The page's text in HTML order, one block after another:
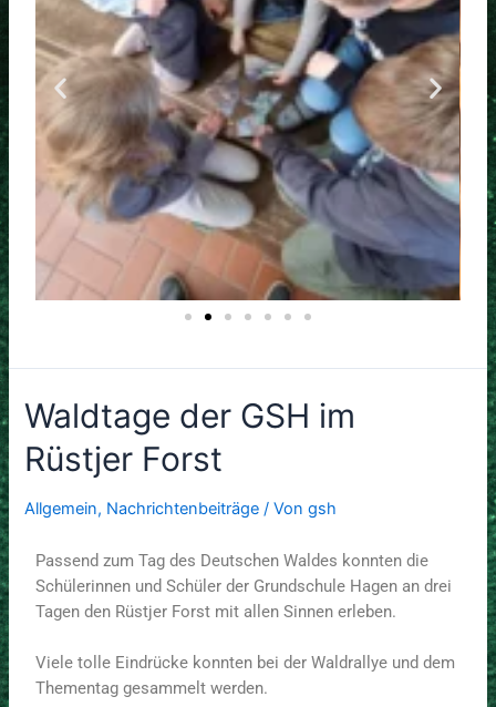
Waldtage der GSH im
Rüstjer Forst
Allgemein, Nachrichtenbeiträge / Vongsh
Passend zum Tag des Deutschen Waldes konnten die
Schülerinnen und Schüler der Grundschule Hagen an drei
Tagen den Rüstjer Forst mit allen Sinnen erleben.
Viele tolle Eindrücke konnten bei der Waldrallye und dem
Thementag gesammelt werden.